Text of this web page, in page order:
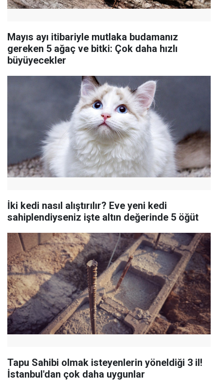
Mayıs ayı itibariyle mutlaka budamanız
gereken 5 ağaç ve bitki: Çok daha hızlı
büyüyecekler
İki kedi nasıl alıştırılır? Eve yeni kedi
sahiplendiyseniz işte altın değerinde 5 öğüt
Tapu Sahibi olmak isteyenlerin yöneldiği 3 il!
İstanbul'dan çok daha uygunlar